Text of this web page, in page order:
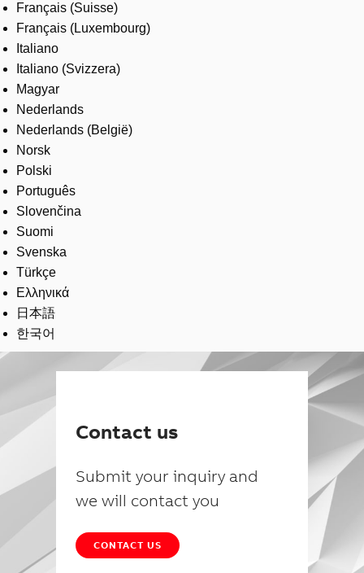
Français (Suisse)
Français (Luxembourg)
Italiano
Italiano (Svizzera)
Magyar
Nederlands
Nederlands (België)
Norsk
Polski
Português
Slovenčina
Suomi
Svenska
Türkçe
Ελληνικά
日本語
한국어
Contact us
Submit your inquiry and
we will contact you
CONTACT US